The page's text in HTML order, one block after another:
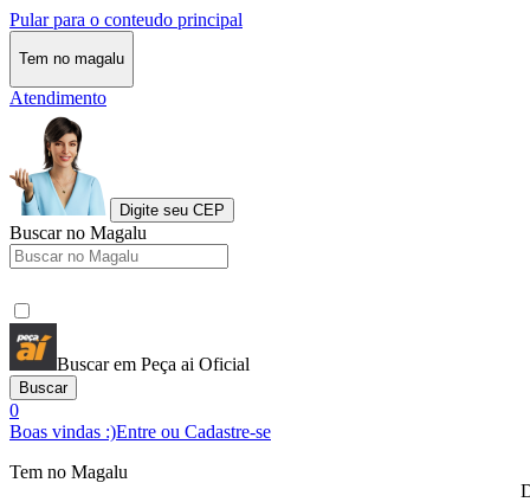
Pular para o conteudo principal
Tem no magalu
Atendimento
Digite seu CEP
Buscar no Magalu
Buscar em Peça ai Oficial
Buscar
0
Boas vindas :)Entre ou Cadastre-se
Tem no Magalu